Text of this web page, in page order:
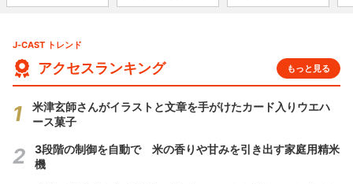
J-CAST トレンド
アクセスランキング もっと見る
米津玄師さんがイラストと文章を手がけたカード入りウエハ
ース菓子
3段階の制御を自動で 米の香りや甘みを引き出す家庭用精米
機